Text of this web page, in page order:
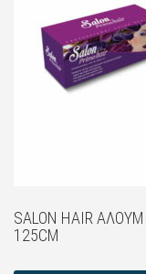
SALON HAIR
125CM